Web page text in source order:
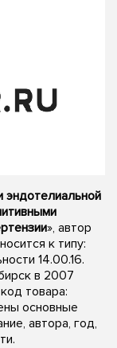
эндотелиальной
», автор
к типу:
14.00.16.
в 2007
товара:
основные
автора, год,